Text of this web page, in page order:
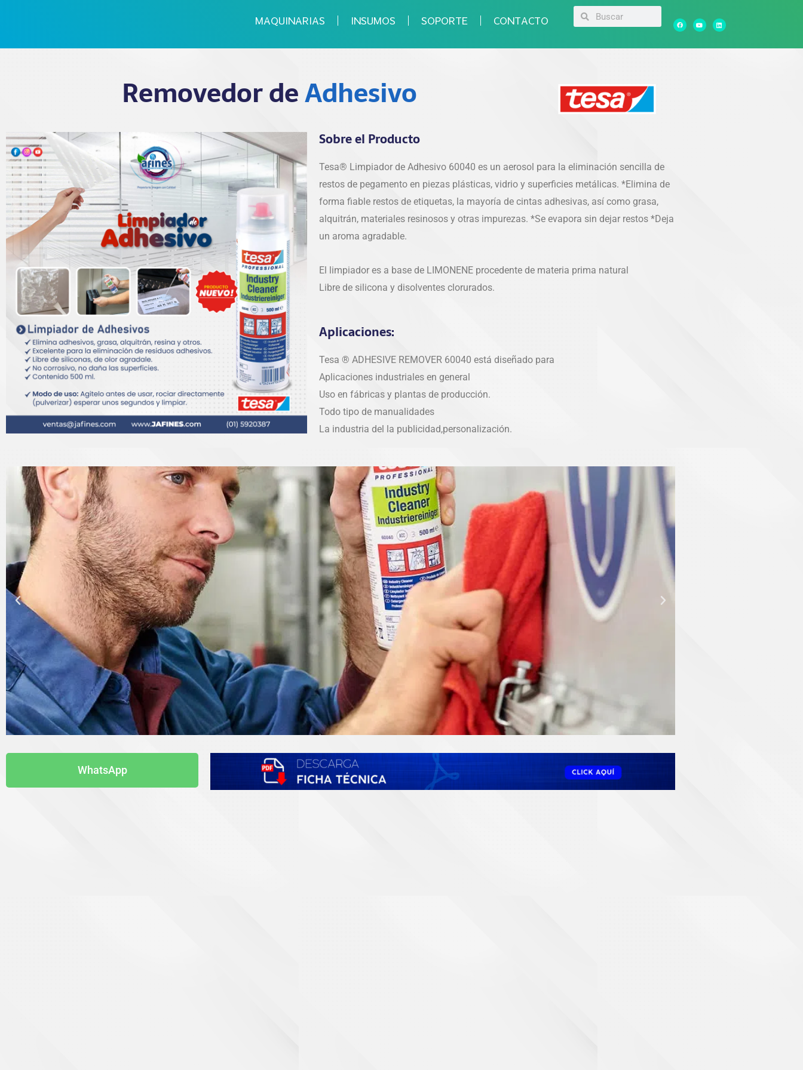
MAQUINARIAS INSUMOS SOPORTE CONTACTO SearchSearch
F
a
c
o
Y
o
u
b
L
i
n
d
Removedor deAdhesivo
Sobre el Producto
Tesa® Limpiador de Adhesivo 60040 es un aerosol para la eliminación sencilla de
restos de pegamento en piezas plásticas, vidrio y superficies metálicas. *Elimina de
forma fiable restos de etiquetas, la mayoría de cintas adhesivas, así como grasa,
alquitrán, materiales resinosos y otras impurezas. *Se evapora sin dejar restos *Deja
un aroma agradable.
El limpiador es a base de LIMONENE procedente de materia prima natural
Libre de silicona y disolventes clorurados.
Aplicaciones:
Tesa ® ADHESIVE REMOVER 60040 está diseñado para
Aplicaciones industriales en general
Uso en fábricas y plantas de producción.
Todo tipo de manualidades
La industria del la publicidad,personalización.
WhatsApp